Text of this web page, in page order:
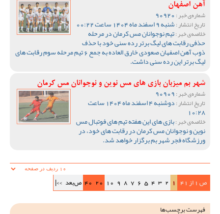
آهن اصفهان
شماره‌ی خبر :
تاریخ انتشار :شنبه 9 اسفند ماه 1404 ساعت 00:22
خلاصه‌ی خبر :تیم نوجوانان مس کرمان در مرحله
حذفی رقابت های لیگ برتر رده سنی خود با حذف
ذوب آهن اصفهان صعودی خارق العاده به جمع 6 تیم مرحله سوم رقابت های
لیگ برتر این رده سنی داشت.
شهر بم میزبان بازی های مس نوین و نوجوانان مس کرمان
شماره‌ی خبر :
تاریخ انتشار : دوشنبه 4 اسفند ماه 1404 ساعت
10:28
خلاصه‌ی خبر :بازی های این هفته تیم های فوتبال مس
نوین و نوجوانان مس کرمان در رقابت های خود، در
ورزشگاه فجر شهر بم برگزار خواهد شد.
ص 1 از 41 1
2
3
4
5
6
7
8
9
10
20
40 ص‌بعد >>|
فهرست برچسب‌ها